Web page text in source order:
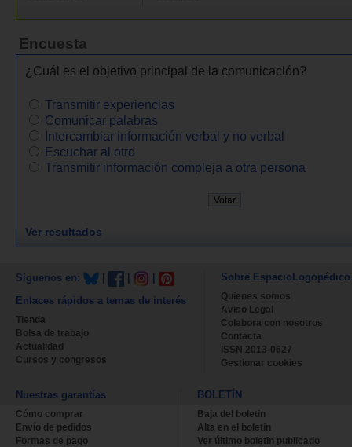
Encuesta
¿Cuál es el objetivo principal de la comunicación?
Transmitir experiencias
Comunicar palabras
Intercambiar información verbal y no verbal
Escuchar al otro
Transmitir información compleja a otra persona
Ver resultados
Síguenos en:
Enlaces rápidos a temas de interés
Tienda
Bolsa de trabajo
Actualidad
Cursos y congresos
Sobre EspacioLogopédico
Quienes somos
Aviso Legal
Colabora con nosotros
Contacta
ISSN 2013-0627
Gestionar cookies
Nuestras garantías
Cómo comprar
Envío de pedidos
Formas de pago
BOLETÍN
Baja del boletin
Alta en el boletin
Ver último boletin publicado